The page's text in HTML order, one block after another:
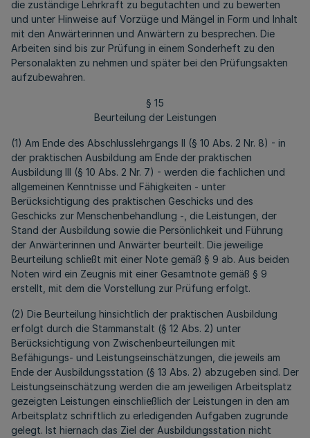
die zuständige Lehrkraft zu begutachten und zu bewerten
und unter Hinweise auf Vorzüge und Mängel in Form und Inhalt
mit den Anwärterinnen und Anwärtern zu besprechen. Die
Arbeiten sind bis zur Prüfung in einem Sonderheft zu den
Personalakten zu nehmen und später bei den Prüfungsakten
aufzubewahren.
§ 15
Beurteilung der Leistungen
(1) Am Ende des Abschlusslehrgangs II (§ 10 Abs. 2 Nr. 8) - in
der praktischen Ausbildung am Ende der praktischen
Ausbildung III (§ 10 Abs. 2 Nr. 7) - werden die fachlichen und
allgemeinen Kenntnisse und Fähigkeiten - unter
Berücksichtigung des praktischen Geschicks und des
Geschicks zur Menschenbehandlung -, die Leistungen, der
Stand der Ausbildung sowie die Persönlichkeit und Führung
der Anwärterinnen und Anwärter beurteilt. Die jeweilige
Beurteilung schließt mit einer Note gemäß § 9 ab. Aus beiden
Noten wird ein Zeugnis mit einer Gesamtnote gemäß § 9
erstellt, mit dem die Vorstellung zur Prüfung erfolgt.
(2) Die Beurteilung hinsichtlich der praktischen Ausbildung
erfolgt durch die Stammanstalt (§ 12 Abs. 2) unter
Berücksichtigung von Zwischenbeurteilungen mit
Befähigungs- und Leistungseinschätzungen, die jeweils am
Ende der Ausbildungsstation (§ 13 Abs. 2) abzugeben sind. Der
Leistungseinschätzung werden die am jeweiligen Arbeitsplatz
gezeigten Leistungen einschließlich der Leistungen in den am
Arbeitsplatz schriftlich zu erledigenden Aufgaben zugrunde
gelegt. Ist hiernach das Ziel der Ausbildungsstation nicht